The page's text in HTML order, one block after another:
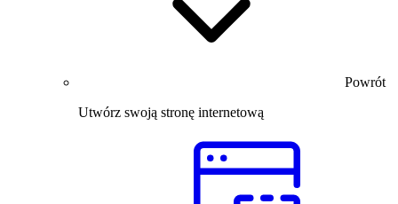
Powrót
Utwórz swoją stronę internetową